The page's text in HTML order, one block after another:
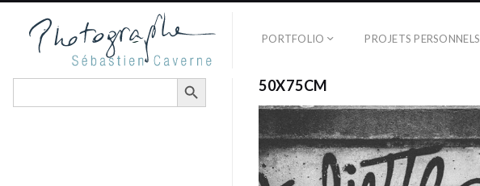
PORTFOLIO PROJETS PERSONNELS
50X75CM
Search
SEARCH BUTTON